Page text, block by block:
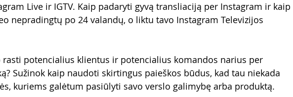
Live ir IGTV. Kaip padaryti gyvą transliaciją per Instagram ir kaip
nepradingtų po 24 valandų, o liktu tavo Instagram Televizijos
rasti potencialius klientus ir potencialius komandos narius per
Sužinok kaip naudoti skirtingus paieškos būdus, kad tau niekada
kuriems galėtum pasiūlyti savo verslo galimybę arba produktą.